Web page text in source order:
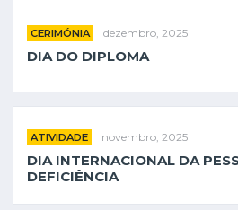
CERIMÓNIA dezembro, 2025
DIA DO DIPLOMA
ATIVIDADE novembro, 2025
DIA INTERNACIONAL DA
DEFICIÊNCIA